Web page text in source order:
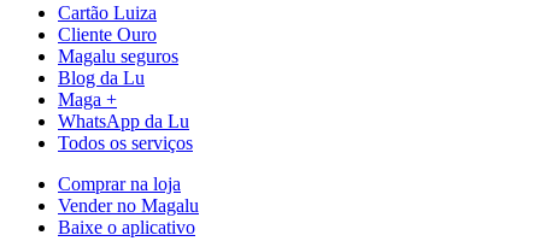
Cartão Luiza
Cliente Ouro
Magalu seguros
Blog da Lu
Maga +
WhatsApp da Lu
Todos os serviços
Comprar na loja
Vender no Magalu
Baixe o aplicativo